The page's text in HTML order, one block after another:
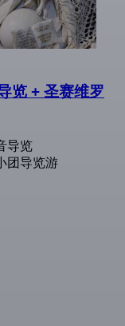
览 + 圣赛维罗
导览
团导览游